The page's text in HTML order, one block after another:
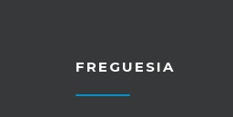
FREGUESIA